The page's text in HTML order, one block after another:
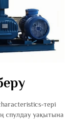
тері
спулдау уақытына